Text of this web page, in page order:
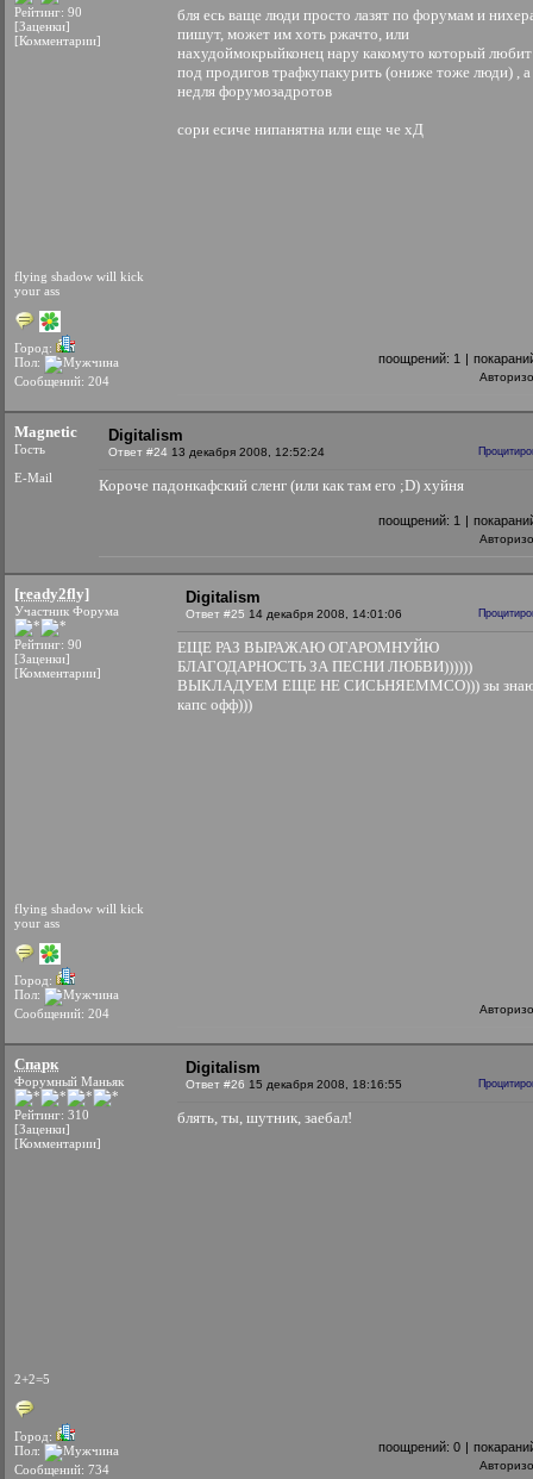
Рейтинг: 90
[Заценки]
[Комментарии]
flying shadow will kick
your ass
Город:
Пол:
Сообщений: 204
бля есь ваще люди просто лазят по форумам и
пишут, может им хоть ржачто, или
нахудоймокрыйконец нару какомуто который любит
под продигов трафкупакурить (ониже тоже люди) , а
недля форумозадротов
сори есиче нипанятна или еще че хД
поощрений: 1 |
Magnetic
Гость
E-Mail
Digitalism
Ответ #24 13 декабря 2008, 12:52:24
Короче падонкафский сленг (или как там его ;D) хуйня
поощрений: 1 |
[ready2fly]
Участник Форума
Рейтинг: 90
[Заценки]
[Комментарии]
flying shadow will kick
your ass
Город:
Пол:
Сообщений: 204
Digitalism
Ответ #25 14 декабря 2008, 14:01:06
ЕЩЕ РАЗ ВЫРАЖАЮ ОГАРОМНУЙЮ
БЛАГОДАРНОСТЬ ЗА ПЕСНИ ЛЮБВИ))))))
ВЫКЛАДУЕМ ЕЩЕ НЕ СИСЬНЯЕММСО))) зы
капс офф)))
Спарк
Форумный Маньяк
Рейтинг: 310
[Заценки]
[Комментарии]
2+2=5
Город:
Пол:
Сообщений: 734
Digitalism
Ответ #26 15 декабря 2008, 18:16:55
блять, ты, шутник, заебал!
поощрений: 0 |